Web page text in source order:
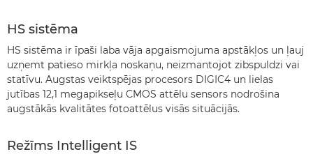
HS sistēma
HS sistēma ir īpaši laba vāja apgaismojuma apstākļos un ļauj
uzņemt patieso mirkļa noskaņu, neizmantojot zibspuldzi vai
statīvu. Augstas veiktspējas procesors DIGIC4 un lielas
jutības 12,1 megapikseļu CMOS attēlu sensors nodrošina
augstākās kvalitātes fotoattēlus visās situācijās.
Režīms Intelligent IS